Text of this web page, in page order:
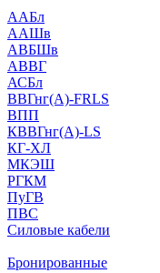
ААБл
ААШв
АВБШв
АВВГ
АСБл
ВВГнг(А)-FRLS
ВПП
КВВГнг(А)-LS
КГ-ХЛ
МКЭШ
РГКМ
ПуГВ
ПВС
Силовые кабели
Бронированные